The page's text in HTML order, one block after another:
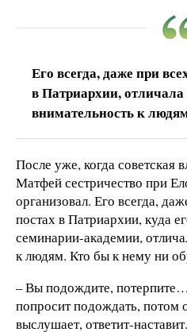
Его всегда, даже при
в Патриархии, отличала
внимательность к
После уже, когда советская
Матфей сестричество при
организовал. Его всегда,
постах в Патриархии, куда
семинарии-академии,
к людям. Кто бы к нему ни
– Вы подождите,
попросит подождать, потом
выслушает, ответит-наставит.